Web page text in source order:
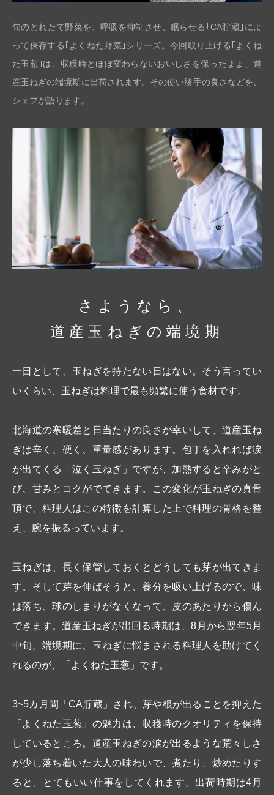
旬のとれたて野菜を、呼吸を抑制させ、眠らせる｢CA貯蔵｣によ
って保存する｢よくねた野菜｣シリーズ。今回取り上げる｢よくね
た玉葱｣は、収穫時とほぼ変わらないおいしさを保ったまま、道
産玉ねぎの端境期に出荷されます。その使い勝手の良さなどを、
シェフが語ります。
さようなら、
道産玉ねぎの端境期
一日として、玉ねぎを持たない日はない。そう言ってい
いくらい、玉ねぎは料理で最も頻繁に使う食材です。
北海道の寒暖差と日当たりの良さが幸いして、道産玉ね
ぎは辛く、硬く、重量感があります。包丁を入れれば涙
が出てくる「泣く玉ねぎ」ですが、加熱すると辛みがと
び、甘みとコクがでてきます。この変化が玉ねぎの真骨
頂で、料理人はこの特徴を計算した上で料理の骨格を整
え、腕を振るっています。
玉ねぎは、長く保管しておくとどうしても芽が出てきま
す。そして芽を伸ばそうと、養分を吸い上げるので、味
は落ち、球のしまりがなくなって、皮のあたりから傷ん
できます。道産玉ねぎが出回る時期は、8月から翌年5月
中旬。端境期に、玉ねぎに悩まされる料理人を助けてく
れるのが、「よくねた玉葱」です。
3~5カ月間「CA貯蔵」され、芽や根が出ることを抑えた
「よくねた玉葱」の魅力は、収穫時のクオリティを保持
しているところ。道産玉ねぎの涙が出るような荒々しさ
が少し落ち着いた大人の味わいで、煮たり、炒めたりす
ると、とてもいい仕事をしてくれます。出荷時期は4月